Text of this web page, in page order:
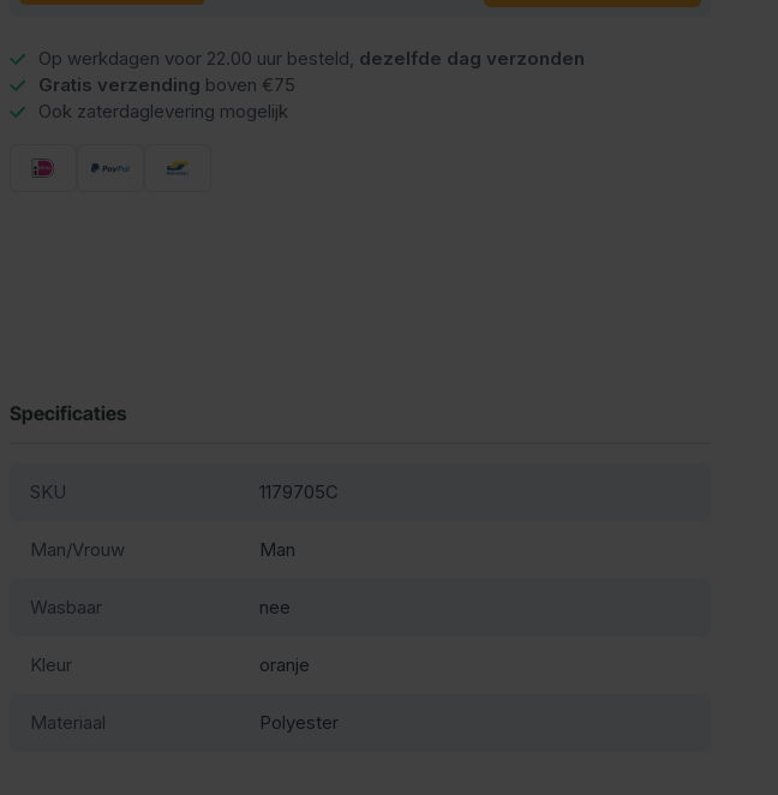
Op werkdagen voor 22.00 uur besteld, dezelfde dag verzonden
Gratis verzending boven €75
Ook zaterdaglevering mogelijk
Specificaties
SKU 1179705C
Man/Vrouw Man
Wasbaar nee
Kleur oranje
Materiaal Polyester